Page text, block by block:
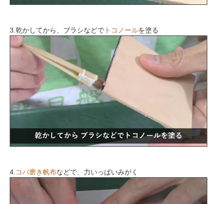
3.乾かしてから、ブラシなどで トコノールを塗る
4.コバ磨き帆布などで、力いっぱいみがく